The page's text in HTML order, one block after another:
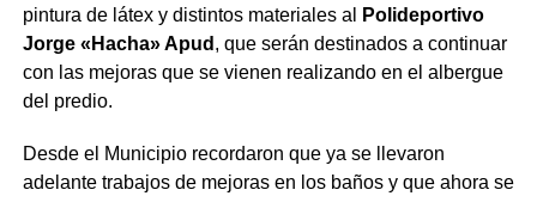
La paz con Kicillof y la ruptura
de 2026
la gobernación en diciembre de 2019. Durante más de
seis años, SUTEBA no convocó ningún paro provincial
pintura de látex y distintos materiales al
Polideportivo
Jorge «Hacha» Apud , que serán destinados a continuar
con las mejoras que se vienen realizando en el albergue
del predio.
Desde el Municipio recordaron que ya se llevaron
adelante trabajos de mejoras en los baños y que ahora se